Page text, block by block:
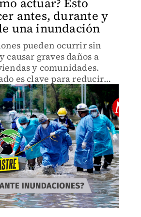
antes, durante y
una inundación
pueden ocurrir sin
causar graves daños a
y comunidades.
es clave para reducir
con rapidez.